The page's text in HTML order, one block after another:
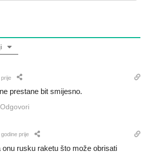
prestane bit smijesno.
Odgovori
godine prije
rusku raketu što može obrisati